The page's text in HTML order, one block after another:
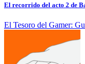
El recorrido del acto 2 de
El Tesoro del Gamer: